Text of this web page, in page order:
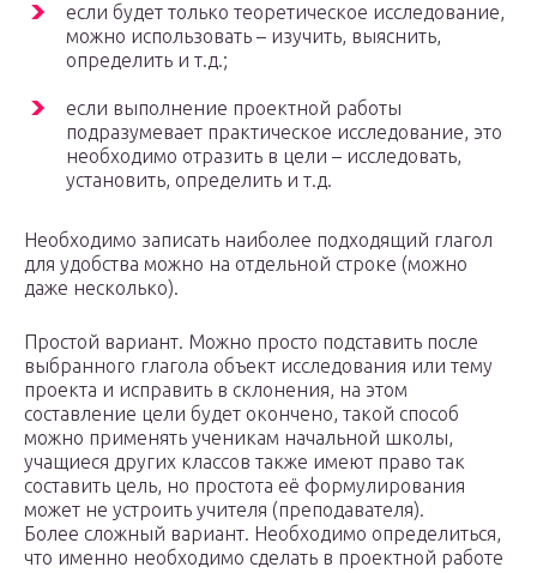
если будет только теоретическое исследование,
можно использовать – изучить, выяснить,
определить и т.д.;
если выполнение проектной работы
подразумевает практическое исследование, это
необходимо отразить в цели – исследовать,
установить, определить и т.д.
Необходимо записать наиболее подходящий глагол
для удобства можно на отдельной строке (можно
даже несколько).
Простой вариант. Можно просто подставить после
выбранного глагола объект исследования или тему
проекта и исправить в склонения, на этом
составление цели будет окончено, такой способ
можно применять ученикам начальной школы,
учащиеся других классов также имеют право так
составить цель, но простота её формулирования
может не устроить учителя (преподавателя).
Более сложный вариант. Необходимо определиться,
что именно необходимо сделать в проектной работе